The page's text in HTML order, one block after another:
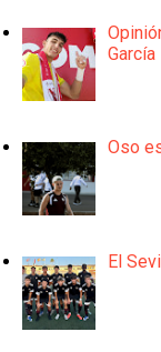
García
Oso
El